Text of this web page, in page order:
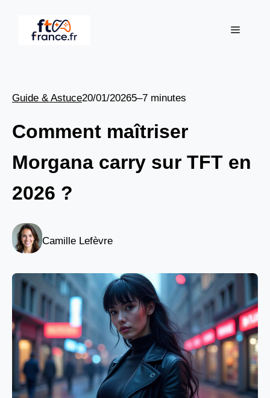
contenu
Menu
Guide & Astuce20/01/20265–7 minutes
Comment maîtriser
Morgana carry sur TFT en
2026 ?
Camille Lefèvre